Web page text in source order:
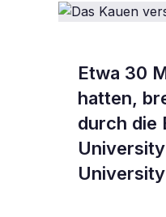
Etwa 30
hatten,
durch die